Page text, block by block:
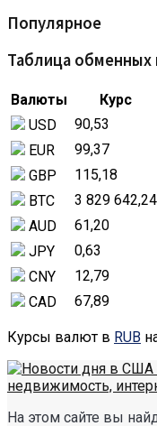
Популярное
Таблица обменных
Валюты Курс
USD
90,53
EUR
99,37
GBP
115,18
BTC
3 829 642,24
AUD
61,20
JPY
0,63
CNY
12,79
CAD
67,89
Курсы валют в RUB
На этом сайте вы